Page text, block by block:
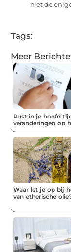
niet de
Tags:
Meer
Rust in je hoofd
veranderingen op
Waar let je op bij
van etherische